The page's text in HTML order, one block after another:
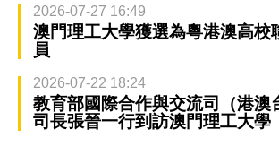
2026-07-27 16:49
澳門理工大學獲選為粵港澳高校
員
2026-07-22 18:24
教育部國際合作與交流司（港澳
司長張晉一行到訪澳門理工大學